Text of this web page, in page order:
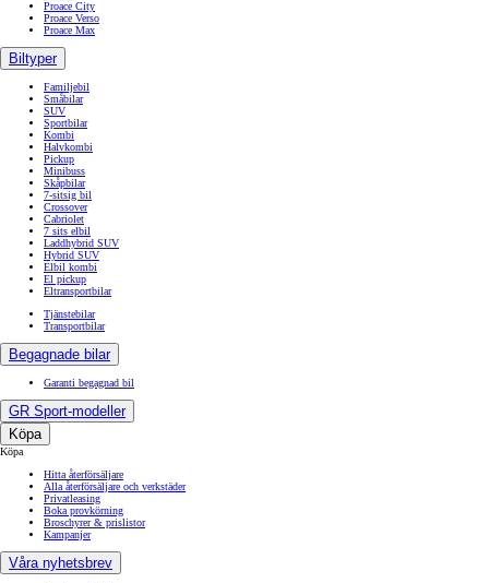
Proace City
Proace Verso
Proace Max
Biltyper
Familjebil
Småbilar
SUV
Sportbilar
Kombi
Halvkombi
Pickup
Minibuss
Skåpbilar
7-sitsig bil
Crossover
Cabriolet
7 sits elbil
Laddhybrid SUV
Hybrid SUV
Elbil kombi
El pickup
Eltransportbilar
Tjänstebilar
Transportbilar
Begagnade bilar
Garanti begagnad bil
GR Sport-modeller
Köpa
Köpa
Hitta återförsäljare
Alla återförsäljare och verkstäder
Privatleasing
Boka provkörning
Broschyrer & prislistor
Kampanjer
Våra nyhetsbrev